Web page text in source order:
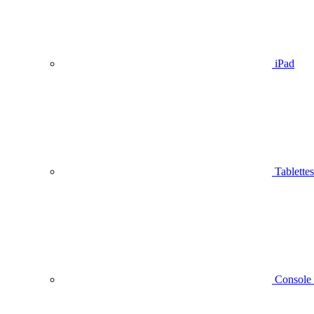
iPad
Tablettes
Console